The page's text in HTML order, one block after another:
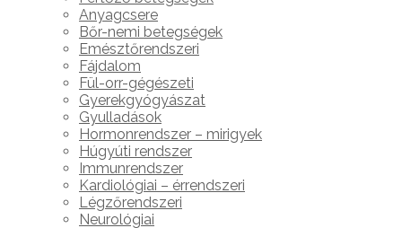
Anyagcsere
Bőr-nemi betegségek
Emésztőrendszeri
Fájdalom
Fül-orr-gégészeti
Gyerekgyógyászat
Gyulladások
Hormonrendszer – mirigyek
Húgyúti rendszer
Immunrendszer
Kardiológiai – érrendszeri
Légzőrendszeri
Neurológiai